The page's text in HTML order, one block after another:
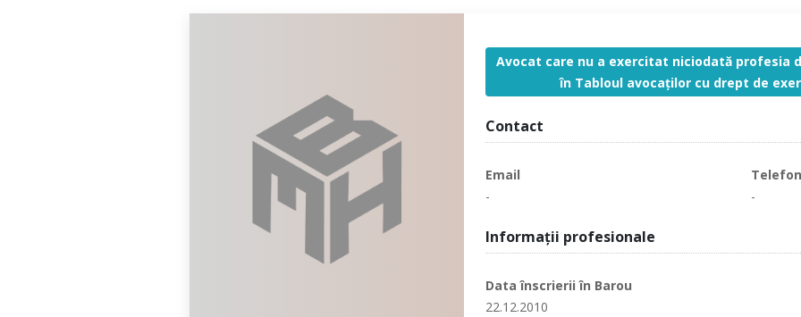
Avocat care nu a exercitat niciodată profesia
în Tabloul avocaţilor cu drept de
Contact
Email
-
-
Informaţii profesionale
Data înscrierii în Barou
22.12.2010